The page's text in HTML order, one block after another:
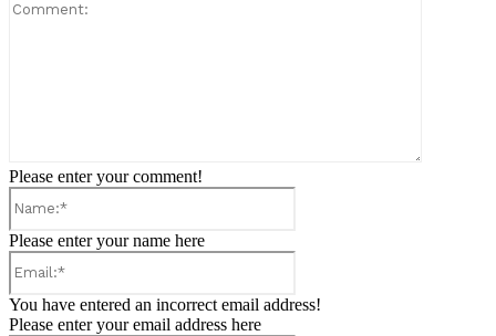
Please enter your comment!
Please enter your name here
You have entered an incorrect email address!
Please enter your email address here